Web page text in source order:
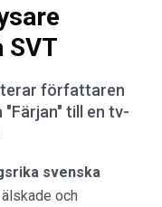
SVT
författaren
till en tv-
svenska
och